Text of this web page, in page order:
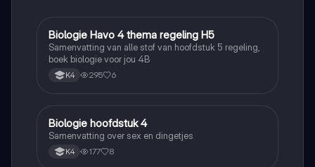
Biologie
Biologie Havo 4 thema regeling H5
Samenvatting van alle stof van hoofdstuk 5 regeling,
boek biologie voor jou 4B
K4 295 6
Biologie
Biologie hoofdstuk 4
Samenvatting over sex en dingetjes
K4 177 8